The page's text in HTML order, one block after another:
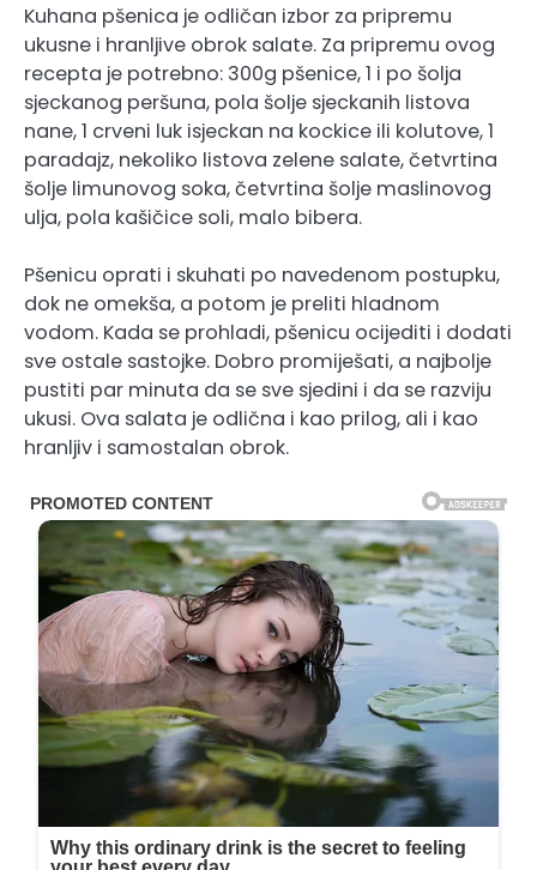
Kuhana pšenica je odličan izbor za pripremu
ukusne i hranljive obrok salate. Za pripremu ovog
recepta je potrebno: 300g pšenice, 1 i po šolja
sjeckanog peršuna, pola šolje sjeckanih listova
nane, 1 crveni luk isjeckan na kockice ili kolutove, 1
paradajz, nekoliko listova zelene salate, četvrtina
šolje limunovog soka, četvrtina šolje maslinovog
ulja, pola kašičice soli, malo bibera.
Pšenicu oprati i skuhati po navedenom postupku,
dok ne omekša, a potom je preliti hladnom
vodom. Kada se prohladi, pšenicu ocijediti i dodati
sve ostale sastojke. Dobro promiješati, a najbolje
pustiti par minuta da se sve sjedini i da se razviju
ukusi. Ova salata je odlična i kao prilog, ali i kao
hranljiv i samostalan obrok.